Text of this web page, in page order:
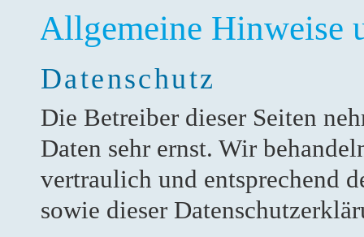
Allgemeine Hinweise
Datenschutz
Die Betreiber dieser Seiten
Daten sehr ernst. Wir
vertraulich und entsprechend
sowie dieser